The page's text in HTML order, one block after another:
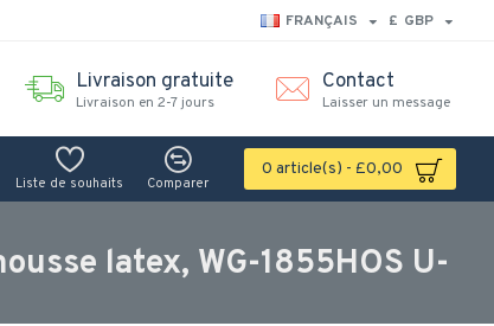
FRANÇAIS £ GBP
Livraison gratuite
Livraison en 2-7 jours
Contact
Laisser un message
Liste de souhaits Comparer
0 article(s) - £0,00
latex, WG-1855HOS U-